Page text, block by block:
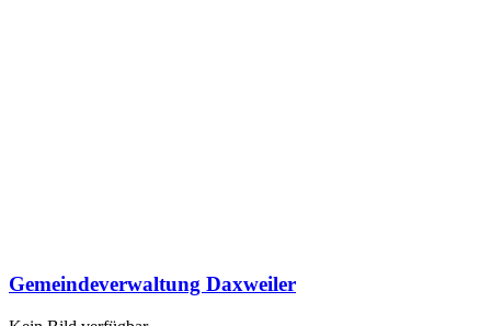
Gemeindeverwaltung Daxweiler